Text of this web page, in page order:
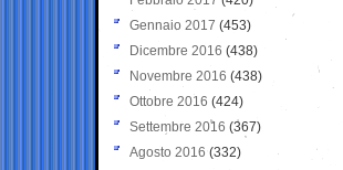
Gennaio 2017 (453)
Dicembre 2016 (438)
Novembre 2016 (438)
Ottobre 2016 (424)
Settembre 2016 (367)
Agosto 2016 (332)